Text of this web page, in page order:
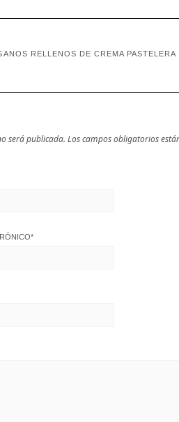
RELLENOS DE CREMA PASTELERA
será publicada. Los campos obligatorios
*